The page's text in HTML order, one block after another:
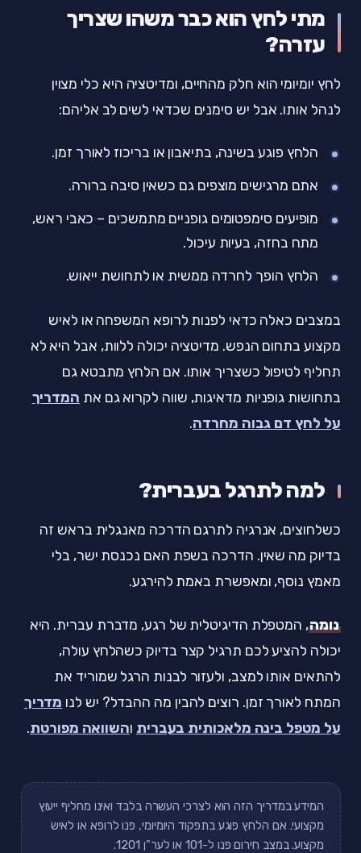
מתי לחץ הוא כבר משהו שצריך
עזרה?
לחץ יומיומי הוא חלק מהחיים, ומדיטציה היא כלי מצוין
לנהל אותו. אבל יש סימנים שכדאי לשים לב אליהם:
הלחץ פוגע בשינה, בתיאבון או בריכוז לאורך זמן.
אתם מרגישים מוצפים גם כשאין סיבה ברורה.
מופיעים סימפטומים גופניים מתמשכים – כאבי ראש,
מתח בחזה, בעיות עיכול.
הלחץ הופך לחרדה ממשית או לתחושת ייאוש.
במצבים כאלה כדאי לפנות לרופא המשפחה או לאיש
מקצוע בתחום הנפש. מדיטציה יכולה ללוות, אבל היא לא
תחליף לטיפול כשצריך אותו. אם הלחץ מתבטא גם
בתחושות גופניות מדאיגות, שווה לקרוא גם את המדריך
על לחץ דם גבוה מחרדה.
למה לתרגל בעברית?
כשלחוצים, אנרגיה לתרגם הדרכה מאנגלית בראש זה
בדיוק מה שאין. הדרכה בשפת האם נכנסת ישר, בלי
מאמץ נוסף, ומאפשרת באמת להירגע.
נומה, המטפלת הדיגיטלית של רגע, מדברת עברית. היא
יכולה להציע לכם תרגיל קצר בדיוק כשהלחץ עולה,
להתאים אותו למצב, ולעזור לבנות הרגל שמוריד את
המתח לאורך זמן. רוצים להבין מה ההבדל? יש לנו מדריך
על מטפל בינה מלאכותית בעברית והשוואה מפורטת.
המידע במדריך הזה הוא לצרכי העשרה בלבד ואינו מחליף ייעוץ
מקצועי. אם הלחץ פוגע בתפקוד היומיומי, פנו לרופא או לאיש
מקצוע. במצב חירום פנו ל-101 או לער"ן 1201.